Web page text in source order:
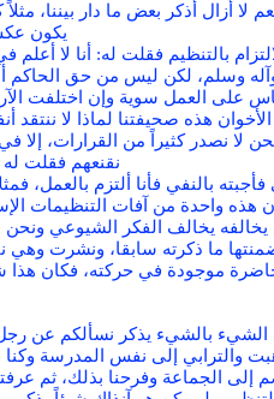
لا أزال أذكر بعض ما دار بيننا،
يكون
بالتنظيم فقلت له: أنا لا
وسلم، لكن ليس من حق الحاكم
على العمل سوية وإن اختلفت
هذه صحيفتنا لماذا لا ننتقد
لا نصدر كثيراً من القرارات، إلا
نقنعهم فقلت له
بالنفي فأنا ألتزم بالعمل،
هذه واحدة من آفات التنظيمات
يخالف الفكر الشيوعي ونحن
ما ذكرته سابقا، ونشرت وهي
موجودة في حركته، فكان هذا
الشيء بالشيء يذكر نسألكم عن
والترابي إلى نفس المدرسة
إلى الجماعة وفرحنا بذلك، ثم